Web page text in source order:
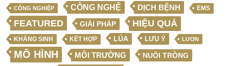
CÔNG NGHIỆP CÔNG NGHỆ DỊCH BỆNH EMS
FEATURED GIẢI PHÁP HIỆU QUẢ
KHÁNG SINH KẾT HỢP LÚA LƯU Ý LƯƠN
MÔ HÌNH MÔI TRƯỜNG NUÔI TRỒNG